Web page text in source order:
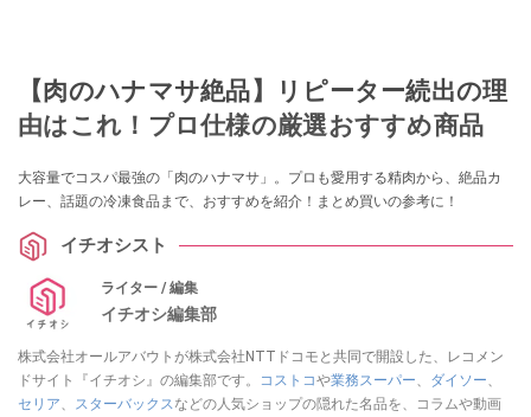
【肉のハナマサ絶品】リピーター続出の理
由はこれ！プロ仕様の厳選おすすめ商品
大容量でコスパ最強の「肉のハナマサ」。プロも愛用する精肉から、絶品カ
レー、話題の冷凍食品まで、おすすめを紹介！まとめ買いの参考に！
イチオシスト
ライター / 編集
イチオシ編集部
株式会社オールアバウトが株式会社NTTドコモと共同で開設した、レコメン
ドサイト『イチオシ』の編集部です。
コストコや業務スーパー ダイソー
セリア
スターバックス などの人気ショップの隠れた名品を、コラムや動画